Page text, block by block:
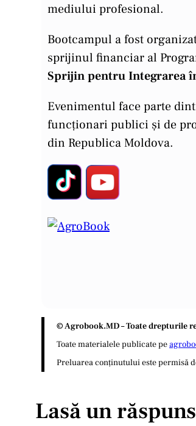
mediului profesional.
Bootcampul a fost
sprijinul financiar al
Sprijin pentru Integrarea
Evenimentul face parte
funcționari publici și de
din Republica Moldova.
© Agrobook.MD – Toate drepturile
Toate materialele publicate pe
Preluarea conținutului este permisă
Lasă un răspuns